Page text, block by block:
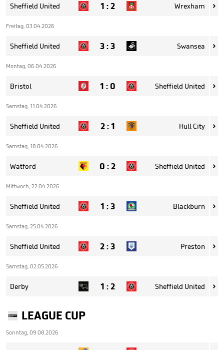
Sheffield United 1 :2 Wrexham 
Freitag, 03.04.2026
Sheffield United 3:3 Swansea 
Montag, 06.04.2026
Bristol 1 : 0 Sheffield United 
Samstag, 11.04.2026
Sheffield United 2:1 Hull City 
Samstag, 18.04.2026
Watford 0 :2 Sheffield United 
Mittwoch, 22.04.2026
Sheffield United 1 :3 Blackburn 
Samstag, 25.04.2026
Sheffield United 2:3 Preston 
Samstag, 02.05.2026
Derby 1 :2 Sheffield United 
LEAGUE CUP
Sonntag, 09.08.2026